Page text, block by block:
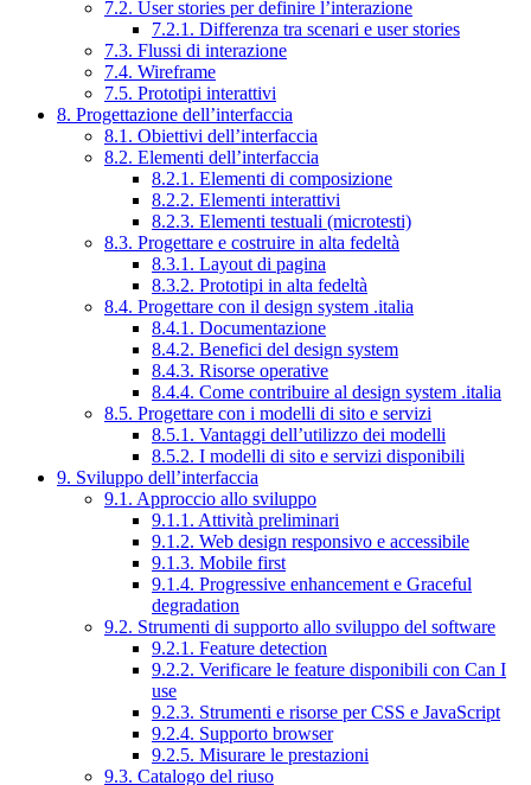
7.2. User stories per definire l’interazione
7.2.1. Differenza tra scenari e user stories
7.3. Flussi di interazione
7.4. Wireframe
7.5. Prototipi interattivi
8. Progettazione dell’interfaccia
8.1. Obiettivi dell’interfaccia
8.2. Elementi dell’interfaccia
8.2.1. Elementi di composizione
8.2.2. Elementi interattivi
8.2.3. Elementi testuali (microtesti)
8.3. Progettare e costruire in alta fedeltà
8.3.1. Layout di pagina
8.3.2. Prototipi in alta fedeltà
8.4. Progettare con il design system .italia
8.4.1. Documentazione
8.4.2. Benefici del design system
8.4.3. Risorse operative
8.4.4. Come contribuire al design system .italia
8.5. Progettare con i modelli di sito e servizi
8.5.1. Vantaggi dell’utilizzo dei modelli
8.5.2. I modelli di sito e servizi disponibili
9. Sviluppo dell’interfaccia
9.1. Approccio allo sviluppo
9.1.1. Attività preliminari
9.1.2. Web design responsivo e accessibile
9.1.3. Mobile first
9.1.4. Progressive enhancement e Graceful
degradation
9.2. Strumenti di supporto allo sviluppo del software
9.2.1. Feature detection
9.2.2. Verificare le feature disponibili con Can I
use
9.2.3. Strumenti e risorse per CSS e JavaScript
9.2.4. Supporto browser
9.2.5. Misurare le prestazioni
9.3. Catalogo del riuso